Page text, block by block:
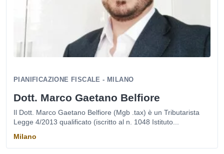
PIANIFICAZIONE FISCALE - MILANO
Dott. Marco Gaetano Belfiore
Il Dott. Marco Gaetano Belfiore (Mgb .tax) è un Tributarista
Legge 4/2013 qualificato (iscritto al n. 1048 Istituto...
Milano